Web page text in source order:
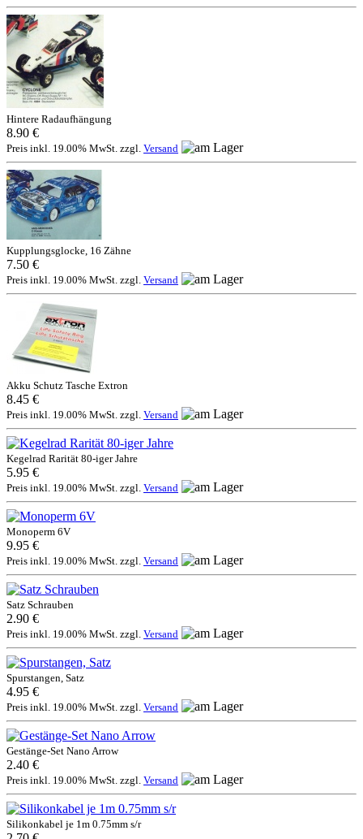
Hintere Radaufhängung
8.90 €
Preis inkl. 19.00% MwSt. zzgl. Versand
Kupplungsglocke, 16 Zähne
7.50 €
Preis inkl. 19.00% MwSt. zzgl. Versand
Akku Schutz Tasche Extron
8.45 €
Preis inkl. 19.00% MwSt. zzgl. Versand
Kegelrad Rarität 80-iger Jahre
5.95 €
Preis inkl. 19.00% MwSt. zzgl. Versand
Monoperm 6V
9.95 €
Preis inkl. 19.00% MwSt. zzgl. Versand
Satz Schrauben
2.90 €
Preis inkl. 19.00% MwSt. zzgl. Versand
Spurstangen, Satz
4.95 €
Preis inkl. 19.00% MwSt. zzgl. Versand
Gestänge-Set Nano Arrow
2.40 €
Preis inkl. 19.00% MwSt. zzgl. Versand
Silikonkabel je 1m 0.75mm s/r